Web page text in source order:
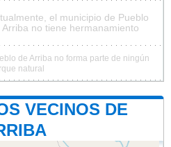
el municipio de Pueblo
Arriba no tiene hermanamiento
de Arriba no forma parte de ningún
natural
VECINOS DE